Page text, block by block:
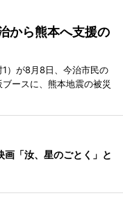
から熊本へ支援の
）が8月8日、今治市民の
ースに、熊本地震の被災
「汝、星のごとく」と